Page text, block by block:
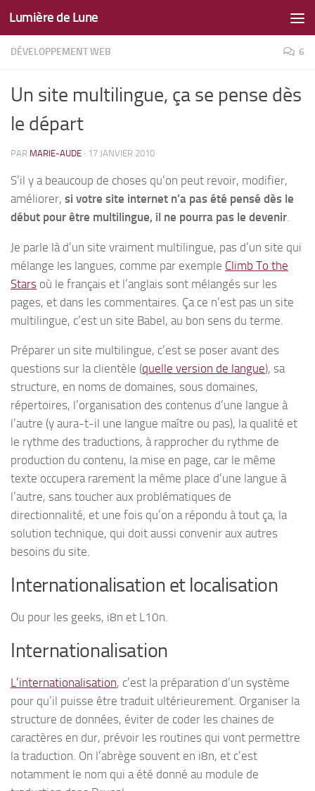
Skip to content
Lumière de Lune
DÉVELOPPEMENT WEB 6
Un site multilingue, ça se pense dès
le départ
PAR MARIE-AUDE · 17 JANVIER 2010
S’il y a beaucoup de choses qu’on peut revoir, modifier,
améliorer, si votre site internet n’a pas été pensé dès le
début pour être multilingue, il ne pourra pas le devenir.
Je parle là d’un site vraiment multilingue, pas d’un site qui
mélange les langues, comme par exemple Climb To the
Stars où le français et l’anglais sont mélangés sur les
pages, et dans les commentaires. Ça ce n’est pas un site
multilingue, c’est un site Babel, au bon sens du terme.
Préparer un site multilingue, c’est se poser avant des
questions sur la clientèle (quelle version de langue), sa
structure, en noms de domaines, sous domaines,
répertoires, l’organisation des contenus d’une langue à
l’autre (y aura-t-il une langue maître ou pas), la qualité et
le rythme des traductions, à rapprocher du rythme de
production du contenu, la mise en page, car le même
texte occupera rarement la même place d’une langue à
l’autre, sans toucher aux problématiques de
directionnalité, et une fois qu’on a répondu à tout ça, la
solution technique, qui doit aussi convenir aux autres
besoins du site.
Internationalisation et localisation
Ou pour les geeks, i8n et L10n.
Internationalisation
L’internationalisation, c’est la préparation d’un système
pour qu’il puisse être traduit ultérieurement. Organiser la
structure de données, éviter de coder les chaines de
caractères en dur, prévoir les routines qui vont permettre
la traduction. On l’abrège souvent en i8n, et c’est
notamment le nom qui a été donné au module de